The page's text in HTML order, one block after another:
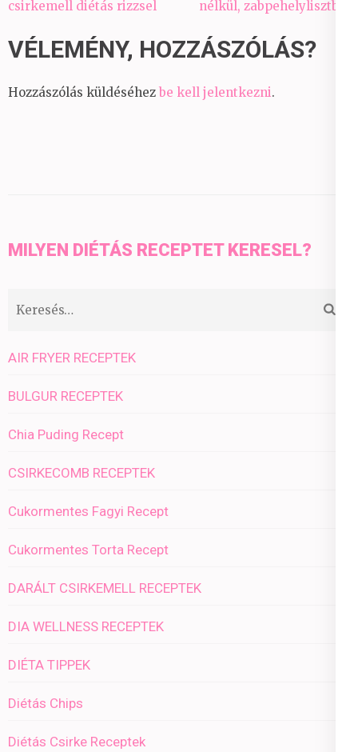
navigáció
csirkemell diétás rizzsel
nélkül, zabpehelylisztből
VÉLEMÉNY, HOZZÁSZÓLÁS?
Hozzászólás küldéséhez be kell jelentkezni.
MILYEN DIÉTÁS RECEPTET KERESEL?
AIR FRYER RECEPTEK
BULGUR RECEPTEK
Chia Puding Recept
CSIRKECOMB RECEPTEK
Cukormentes Fagyi Recept
Cukormentes Torta Recept
DARÁLT CSIRKEMELL RECEPTEK
DIA WELLNESS RECEPTEK
DIÉTA TIPPEK
Diétás Chips
Diétás Csirke Receptek